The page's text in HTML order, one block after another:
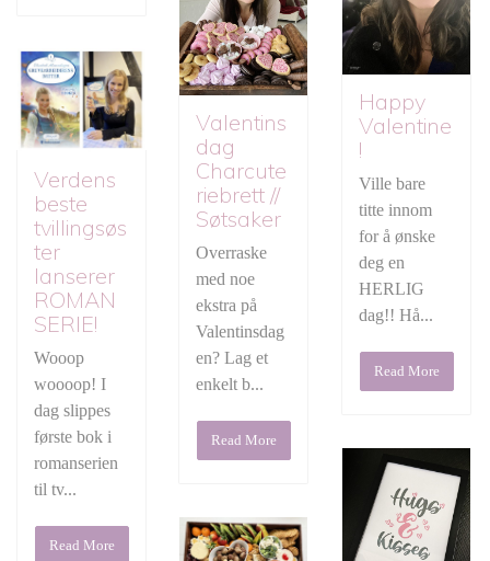
Happy
Valentine
!
Ville bare
titte innom
for å ønske
deg en
HERLIG
dag!! Hå...
Read More
Valentins
dag
Charcute
riebrett //
Søtsaker
Overraske
med noe
ekstra på
Valentinsdag
en? Lag et
enkelt b...
Read More
Verdens
beste
tvillingsøs
ter
lanserer
ROMAN
SERIE!
Wooop
woooop! I
dag slippes
første bok i
romanserien
til tv...
Read More